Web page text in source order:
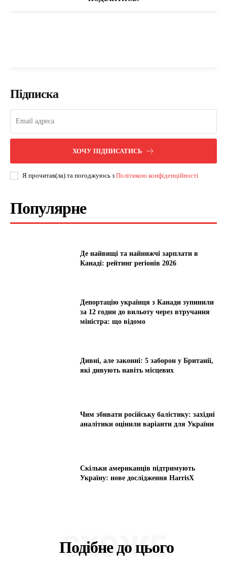
Підписка
ХОЧУ ПІДПИСАТИСЬ
Я прочитав(ла) та погоджуюсь з Політикою конфіденційності
Популярне
Де найвищі та найнижчі зарплати в
Канаді: рейтинг регіонів 2026
Депортацію українця з Канади зупинили
за 12 годин до вильоту через втручання
міністра: що відомо
Дивні, але законні: 5 заборон у Британії,
які дивують навіть місцевих
Чим збивати російську балістику: західні
аналітики оцінили варіанти для України
Скільки американців підтримують
Україну: нове дослідження HarrisX
Подібне до цього
СХОЖЕ